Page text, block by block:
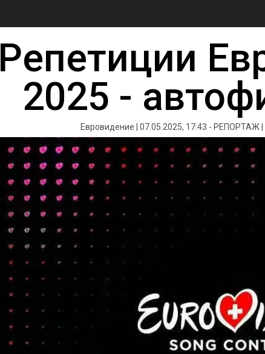
Репетиции
2025 -
Евровидение | 07.05.2025, 17:43 - РЕПОРТАЖ |